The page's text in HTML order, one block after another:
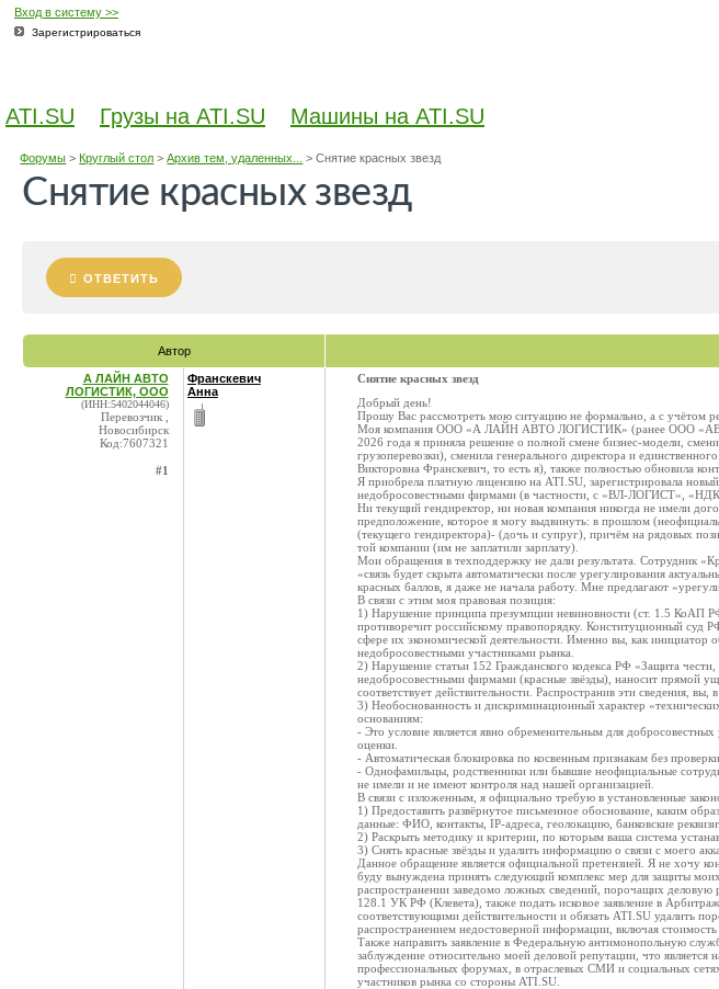
Вход в систему >>
Зарегистрироваться
ATI.SU Грузы на ATI.SU Машины на ATI.SU
Форумы >Круглый стол >Архив тем, удаленных... >Снятие красных звезд
Снятие красных звезд
ОТВЕТИТЬ
Автор
А ЛАЙН АВТО
ЛОГИСТИК, ООО
(ИНН:5402044046)
Перевозчик ,
Новосибирск
Код:7607321
#1
Франскевич
Анна
Снятие красных звезд
Добрый день!
Прошу Вас рассмотреть мою ситуацию не формально, а с учётом
Моя компания ООО «А ЛАЙН АВТО ЛОГИСТИК» (ранее ООО
2026 года я приняла решение о полной смене бизнес-модели,
грузоперевозки), сменила генерального директора и
Викторовна Франскевич, то есть я), также полностью обновила
Я приобрела платную лицензию на ATI.SU, зарегистрировала
недобросовестными фирмами (в частности, с «ВЛ-ЛОГИСТ»,
Ни текущий гендиректор, ни новая компания никогда не имели
предположение, которое я могу выдвинуть: в прошлом
(текущего гендиректора)- (дочь и супруг), причём на рядовых
той компании (им не заплатили зарплату).
Мои обращения в техподдержку не дали результата. Сотрудник
«связь будет скрыта автоматически после урегулирования
красных баллов, я даже не начала работу. Мне предлагают
В связи с этим моя правовая позиция:
1) Нарушение принципа презумпции невиновности (ст. 1.5 КоАП
противоречит российскому правопорядку. Конституционный суд
сфере их экономической деятельности. Именно вы, как инициатор
недобросовестными участниками рынка.
2) Нарушение статьи 152 Гражданского кодекса РФ «Защита
недобросовестными фирмами (красные звёзды), наносит прямой
соответствует действительности. Распространив эти сведения,
3) Необоснованность и дискриминационный характер
основаниям:
- Это условие является явно обременительным для
оценки.
- Автоматическая блокировка по косвенным признакам без
- Однофамильцы, родственники или бывшие неофициальные
не имели и не имеют контроля над нашей организацией.
В связи с изложенным, я официально требую в установленные
1) Предоставить развёрнутое письменное обоснование, каким
данные: ФИО, контакты, IP-адреса, геолокацию, банковские
2) Раскрыть методику и критерии, по которым ваша система
3) Снять красные звёзды и удалить информацию о связи с моего
Данное обращение является официальной претензией. Я не хочу
буду вынуждена принять следующий комплекс мер для защиты
распространении заведомо ложных сведений, порочащих
128.1 УК РФ (Клевета), также подать исковое заявление в
соответствующими действительности и обязать ATI.SU удалить
распространением недостоверной информации, включая
Также направить заявление в Федеральную антимонопольную
заблуждение относительно моей деловой репутации, что
профессиональных форумах, в отраслевых СМИ и социальных
участников рынка со стороны ATI.SU.